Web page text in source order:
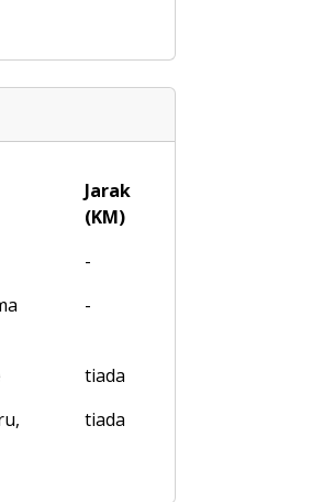
Jarak
(KM)
-
-
tiada
tiada